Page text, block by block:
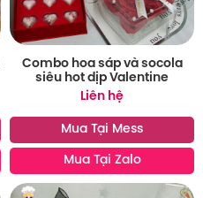
Combo hoa sáp và socola
siêu hot dịp Valentine
Liên hệ
Mua Tại Mess
Mua Tại Zalo